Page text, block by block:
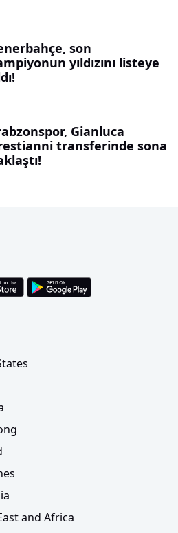
son
yıldızını listeye
Gianluca
transferinde sona
and Africa